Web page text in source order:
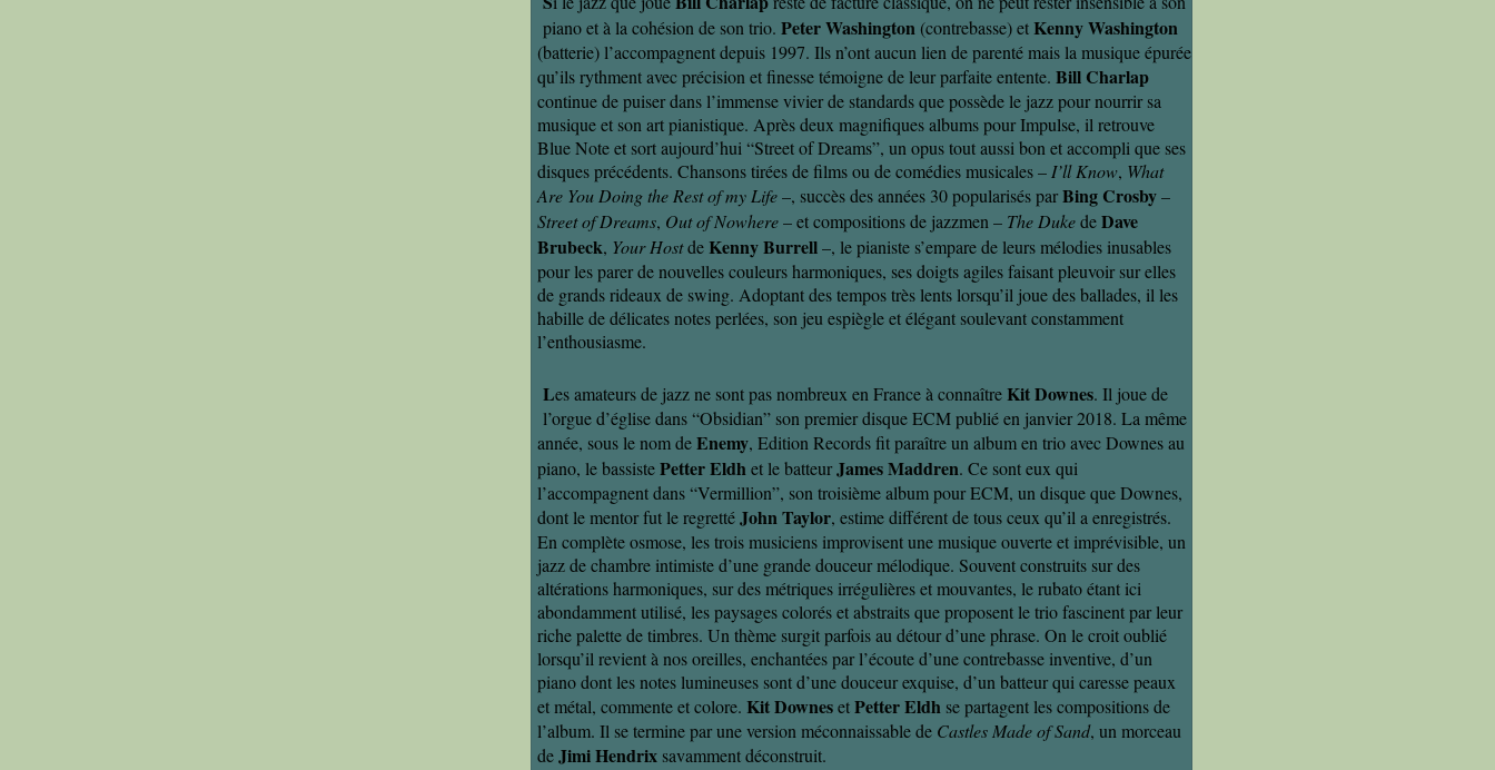
piano et à la cohésion de son trio. Peter Washington (contrebasse) etKenny Washington
(batterie) l’accompagnent depuis 1997. Ils n’ont aucun lien de parenté mais la musique épurée
qu’ils rythment avec précision et finesse témoigne de leur parfaite entente. Bill Charlap
continue de puiser dans l’immense vivier de standards que possède le jazz pour nourrir sa
musique et son art pianistique. Après deux magnifiques albums pour Impulse, il retrouve
Blue Note et sort aujourd’hui “Street of Dreams”, un opus tout aussi bon et accompli que ses
disques précédents. Chansons tirées de films ou de comédies musicales –I’ll Know, What
Are You Doing the Rest of my Life–, succès des années 30 popularisés parBing Crosby–
Street of Dreams, Out of Nowhere– et compositions de jazzmen – The DukedeDave
Brubeck, Your HostdeKenny Burrell–, le pianiste s’empare de leurs mélodies inusables
pour les parer de nouvelles couleurs harmoniques, ses doigts agiles faisant pleuvoir sur elles
de grands rideaux de swing. Adoptant des tempos très lents lorsqu’il joue des ballades, il les
habille de délicates notes perlées, son jeu espiègle et élégant soulevant constamment
l’enthousiasme.
Les amateurs de jazz ne sont pas nombreux en France à connaîtreKit Downes. Il joue de
l’orgue d’église dans “Obsidian” son premier disque ECM publié en janvier 2018. La même
année, sous le nom deEnemy, Edition Records fit paraître un album en trio avec Downes au
piano, le bassistePetter Eldhet le batteurJames Maddren. Ce sont eux qui
l’accompagnent dans “Vermillion”, son troisième album pour ECM, un disque que Downes,
dont le mentor fut le regrettéJohn Taylor, estime différent de tous ceux qu’il a enregistrés.
En complète osmose, les trois musiciens improvisent une musique ouverte et imprévisible, un
jazz de chambre intimiste d’une grande douceur mélodique. Souvent construits sur des
altérations harmoniques, sur des métriques irrégulières et mouvantes, le rubato étant ici
abondamment utilisé, les paysages colorés et abstraits que proposent le trio fascinent par leur
riche palette de timbres. Un thème surgit parfois au détour d’une phrase. On le croit oublié
lorsqu’il revient à nos oreilles, enchantées par l’écoute d’une contrebasse inventive, d’un
piano dont les notes lumineuses sont d’une douceur exquise, d’un batteur qui caresse peaux
et métal, commente et colore. Kit DownesetPetter Eldh se partagent les compositions de
l’album. Il se termine par une version méconnaissable de Castles Made of Sand, un morceau
deJimi Hendrix savamment déconstruit.